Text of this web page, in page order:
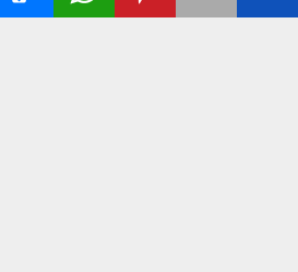
स्वास्थ्य हरयाणा
हरियाणा
ck